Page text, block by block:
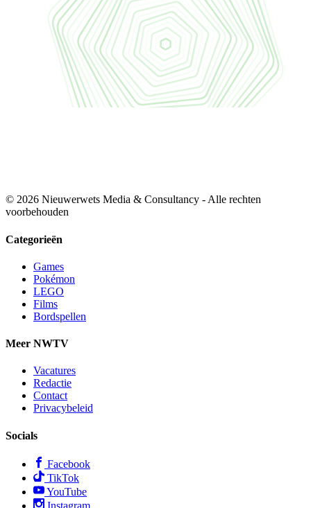
© 2026 Nieuwerwets Media & Consultancy - Alle rechten
voorbehouden
Categorieën
Games
Pokémon
LEGO
Films
Bordspellen
Meer NWTV
Vacatures
Redactie
Contact
Privacybeleid
Socials
Facebook
TikTok
YouTube
Instagram